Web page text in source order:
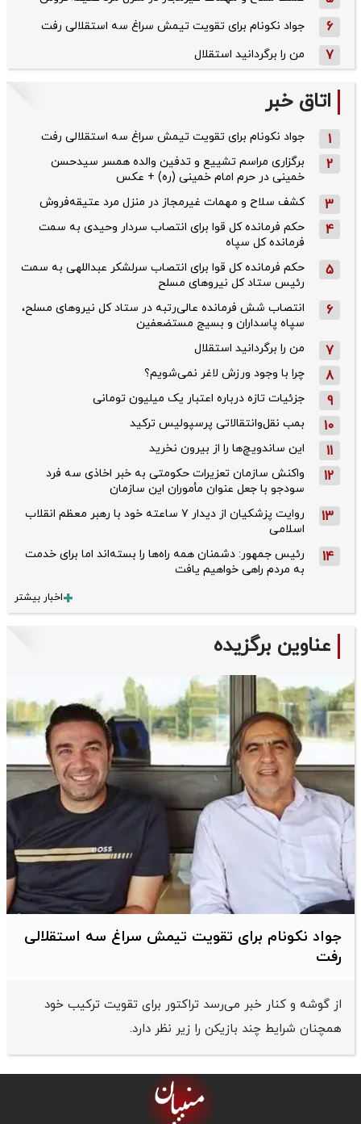
6 جواد نکونام برای تقویت تیمش سراغ سه استقلالی رفت
7 من را برگردانید استقلال
اتاق خبر
1 جواد نکونام برای تقویت تیمش سراغ سه استقلالی رفت
2
برگزاری مراسم تشییع و تدفین والده همسر سیدحسن
خمینی در حرم امام خمینی (ره) + عکس
3 کشف سلاح و مهمات غیرمجاز در منزل مرد عتیقه‌فروش
4
حکم فرمانده کل قوا برای انتصاب سردار وحیدی به سمت
فرمانده کل سپاه
5
حکم فرمانده کل قوا برای انتصاب سرلشکر عبداللهی به سمت
رئیس ستاد کل نیروهای مسلح
6
انتصاب شش فرمانده عالی‌رتبه در ستاد کل نیروهای مسلح،
سپاه پاسداران و بسیج مستضعفین
7 من را برگردانید استقلال
8 چرا با وجود ورزش لاغر نمی‌شویم؟
9 جزئیات تازه درباره اعتبار یک میلیون تومانی
10 بمب نقل‌وانتقالاتی پرسپولیس ترکید
11 این ساندویچ‌ها را از بیرون نخرید
12
واکنش سازمان تعزیرات حکومتی به خبر اخاذی سه فرد
سودجو با جعل عنوان مأموران این سازمان
13
روایت پزشکیان از دیدار ۷ ساعته خود با رهبر معظم انقلاب
اسلامی
14
رئیس جمهور: دشمنان همه راه‌ها را بسته‌اند اما برای خدمت
به مردم راهی خواهیم یافت
اخبار بیشتر
عناوین برگزیده
جواد نکونام برای تقویت تیمش سراغ سه استقلالی
رفت
از گوشه و کنار خبر می‌رسد تراکتور برای تقویت ترکیب خود
همچنان شرایط چند بازیکن را زیر نظر دارد.